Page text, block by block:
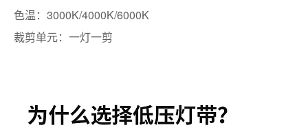
色温：3000K/4000K/6000K
裁剪单元：一灯一剪